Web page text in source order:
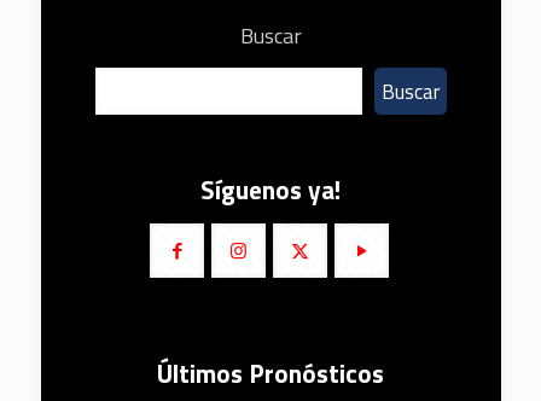
Buscar
Buscar
Síguenos ya!
Últimos Pronósticos